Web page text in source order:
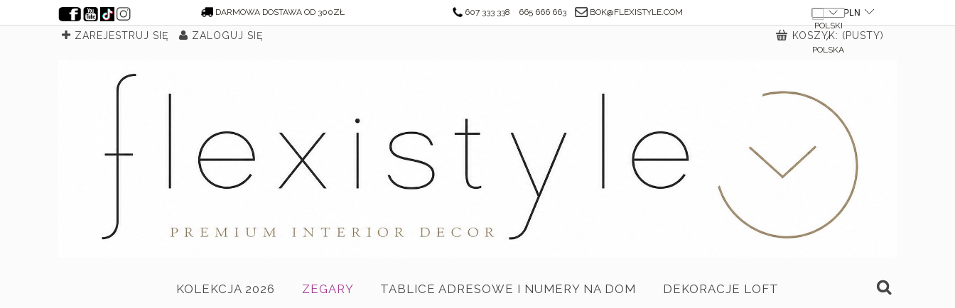
DARMOWA DOSTAWA OD 300ZŁ 607 333 338 665 666 663 BOK@FLEXISTYLE.COM
ZAREJESTRUJ SIĘ ZALOGUJ SIĘ KOSZYK: (PUSTY)
KOLEKCJA 2026 ZEGARY TABLICE ADRESOWE I NUMERY NA DOM DEKORACJE LOFT